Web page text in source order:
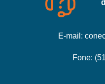
E-mail:
Fone: